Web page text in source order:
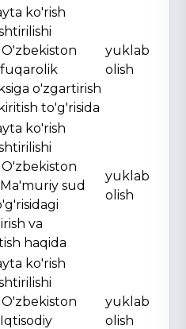
ko'rish
o'zgartirish
to'g'risida
yuklab
olish
ko'rish
sud
va
haqida
yuklab
olish
ko'rish
yuklab
olish